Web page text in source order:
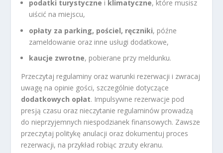
podatki turystyczne i klimatyczne, które musisz
uiścić na miejscu,
opłaty za parking, pościel, ręczniki, późne
zameldowanie oraz inne usługi dodatkowe,
kaucje zwrotne, pobierane przy meldunku.
Przeczytaj regulaminy oraz warunki rezerwacji i zwracaj
uwagę na opinie gości, szczególnie dotyczące
dodatkowych opłat. Impulsywne rezerwacje pod
presją czasu oraz nieczytanie regulaminów prowadzą
do nieprzyjemnych niespodzianek finansowych. Zawsze
przeczytaj politykę anulacji oraz dokumentuj proces
rezerwacji, na przykład robiąc zrzuty ekranu.